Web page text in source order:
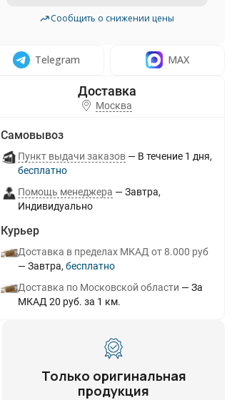
Сообщить о снижении цены
Telegram MAX
Москва
Самовывоз
Пункт выдачи заказов В течение 1 дня
Бесплатно
Помощь менеджера
Завтра
Индивидуально
Курьер
Доставка в пределах МКАД от 8.000 руб
Завтра
Бесплатно
Доставка по Московской области
За
МКАД 20 руб. за 1 км.
Только оригинальная
продукция